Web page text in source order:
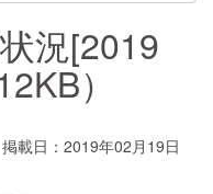
況[2019
）
掲載日：2019年02月19日